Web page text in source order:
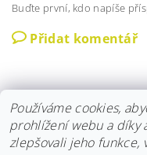
Buďte první, kdo napíše
Přidat komentář
Používáme cookies,
prohlížení webu a díky
zlepšovali jeho funkce,